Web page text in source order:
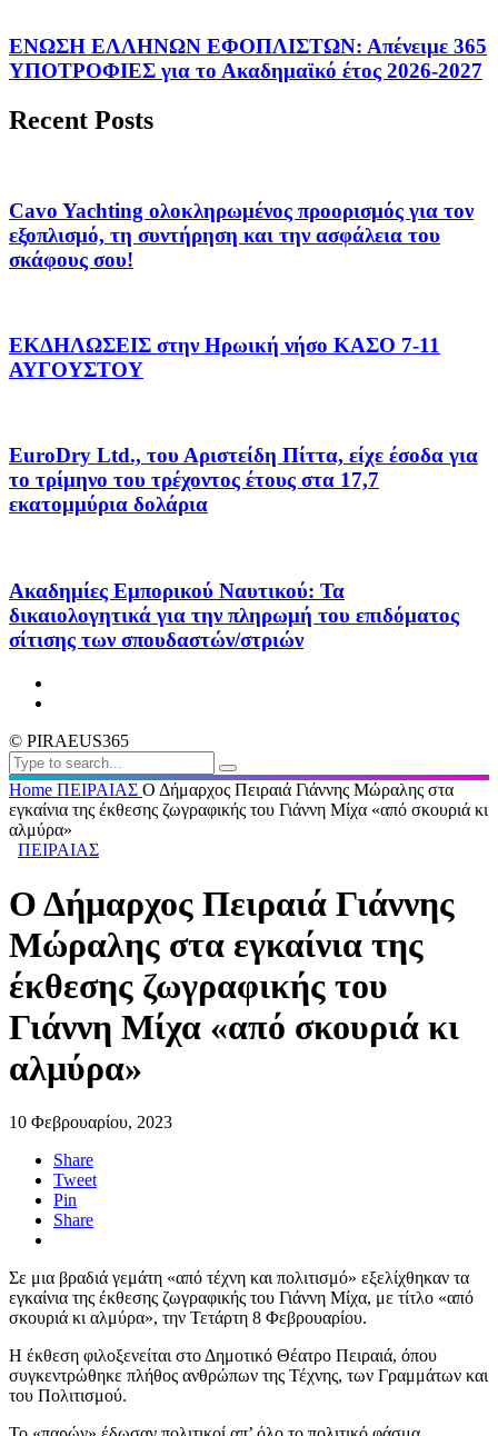
ΕΝΩΣΗ ΕΛΛΗΝΩΝ ΕΦΟΠΛΙΣΤΩΝ: Απένειμε 365
ΥΠΟΤΡΟΦΙΕΣ για το Ακαδημαϊκό έτος 2026-2027
Recent Posts
Cavo Yachting ολοκληρωμένος προορισμός για τον
εξοπλισμό, τη συντήρηση και την ασφάλεια του
σκάφους σου!
ΕΚΔΗΛΩΣΕΙΣ στην Ηρωική νήσο ΚΑΣΟ 7-11
ΑΥΓΟΥΣΤΟΥ
EuroDry Ltd., του Αριστείδη Πίττα, είχε έσοδα για
το τρίμηνο του τρέχοντος έτους στα 17,7
εκατομμύρια δολάρια
Ακαδημίες Εμπορικού Ναυτικού: Τα
δικαιολογητικά για την πληρωμή του επιδόματος
σίτισης των σπουδαστών/στριών
© PIRAEUS365
Home ΠΕΙΡΑΙΑΣ Ο Δήμαρχος Πειραιά Γιάννης Μώραλης στα
εγκαίνια της έκθεσης ζωγραφικής του Γιάννη Μίχα «από σκουριά κι
αλμύρα»
ΠΕΙΡΑΙΑΣ
Ο Δήμαρχος Πειραιά Γιάννης
Μώραλης στα εγκαίνια της
έκθεσης ζωγραφικής του
Γιάννη Μίχα «από σκουριά κι
αλμύρα»
10 Φεβρουαρίου, 2023
Share
Tweet
Pin
Share
Σε μια βραδιά γεμάτη «από τέχνη και πολιτισμό» εξελίχθηκαν τα
εγκαίνια της έκθεσης ζωγραφικής του Γιάννη Μίχα, με τίτλο «από
σκουριά κι αλμύρα», την Τετάρτη 8 Φεβρουαρίου.
Η έκθεση φιλοξενείται στο Δημοτικό Θέατρο Πειραιά, όπου
συγκεντρώθηκε πλήθος ανθρώπων της Τέχνης, των Γραμμάτων και
του Πολιτισμού.